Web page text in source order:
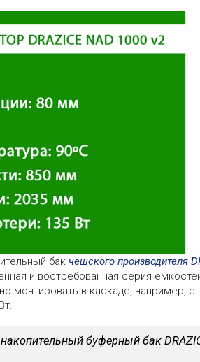
бак чешского производителя
и востребованная серия
монтировать в каскаде, например,
буферный бак